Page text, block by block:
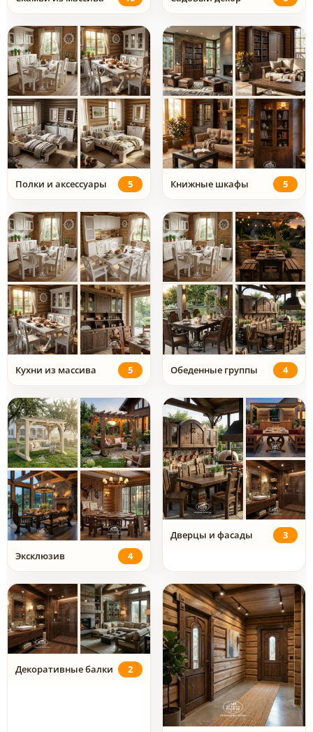
Полки и аксессуары 5 Книжные шкафы 5
Кухни из массива 5 Обеденные группы 4
Эксклюзив 4
Дверцы и фасады 3
Декоративные балки 2